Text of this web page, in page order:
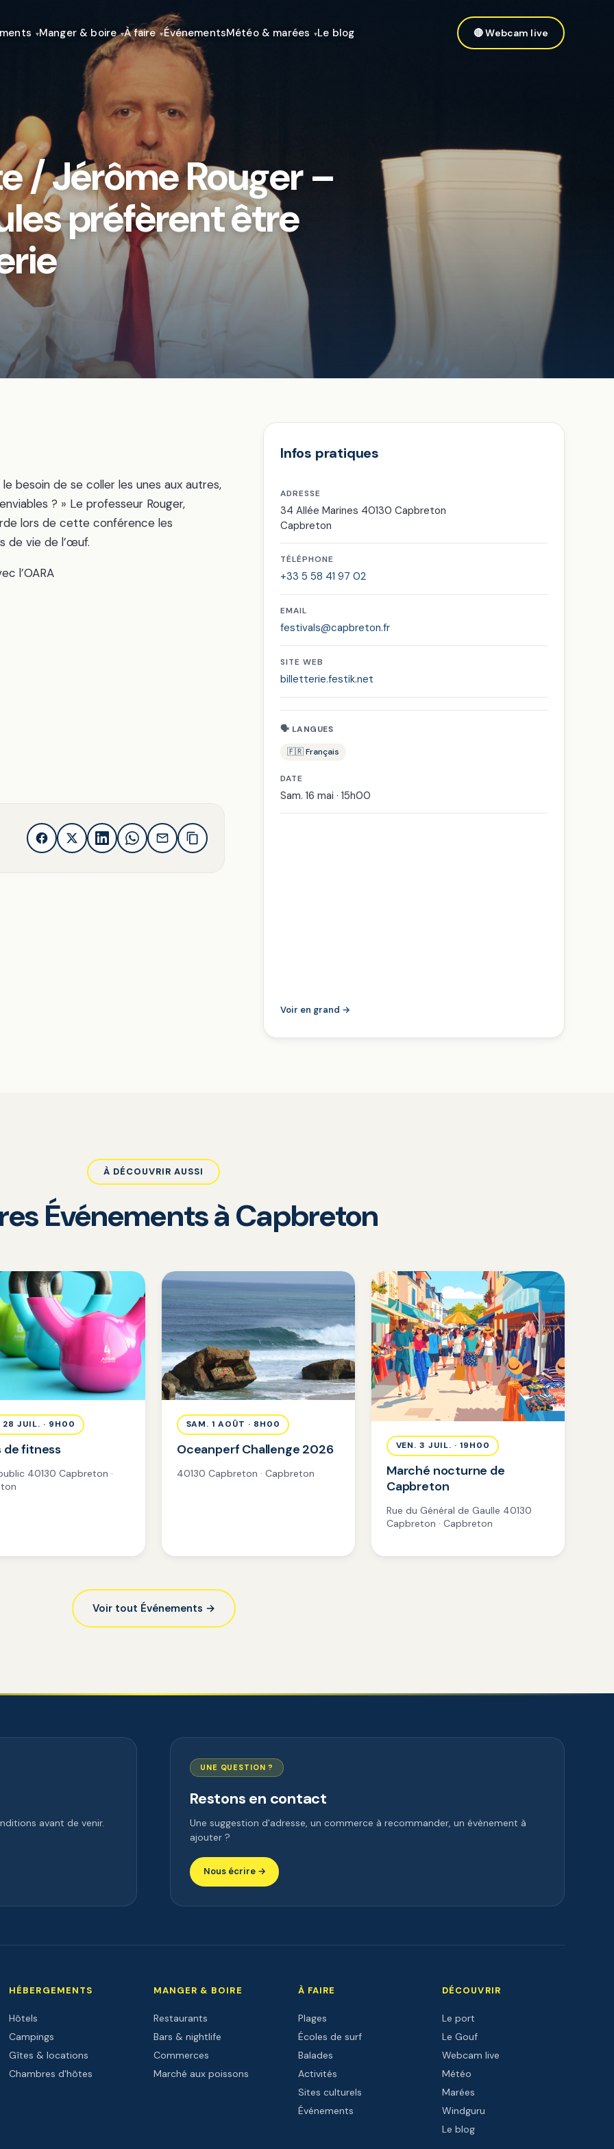
Manger & boire À faire ÉvénementsMétéo & marées Le blog 🔴 Webcam live
/ Jérôme Rouger –
préfèrent être
besoin de se coller les unes aux autres,
? » Le professeur Rouger,
lors de cette conférence les
de vie de l’œuf.
l’OARA
Infos pratiques
ADRESSE
34 Allée Marines 40130 Capbreton
Capbreton
TÉLÉPHONE
+33 5 58 41 97 02
EMAIL
festivals@capbreton.fr
SITE WEB
billetterie.festik.net
🗣 LANGUES
🇫🇷 Français
DATE
Sam. 16 mai · 15h00
Voir en grand →
À DÉCOUVRIR AUSSI
Événements à Capbreton
28 JUIL. · 9H00
de fitness
40130 Capbreton ·
SAM. 1 AOÛT · 8H00
Oceanperf Challenge 2026
40130 Capbreton · Capbreton
VEN. 3 JUIL. · 19H00
Marché nocturne de
Capbreton
Rue du Général de Gaulle 40130
Capbreton · Capbreton
Voir tout Événements →
avant de venir.
UNE QUESTION ?
Restons en contact
Une suggestion d'adresse, un commerce à recommander, un évènement à
ajouter ?
Nous écrire →
HÉBERGEMENTS
Hôtels
Campings
Gîtes & locations
Chambres d'hôtes
MANGER & BOIRE
Restaurants
Bars & nightlife
Commerces
Marché aux poissons
À FAIRE
Plages
Écoles de surf
Balades
Activités
Sites culturels
Événements
DÉCOUVRIR
Le port
Le Gouf
Webcam live
Météo
Marées
Windguru
Le blog